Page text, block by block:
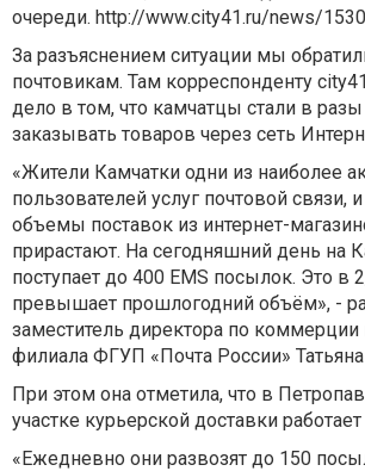
очереди. http://www.city41.ru/news/
За разъяснением ситуации мы
почтовикам. Там корреспонденту
дело в том, что камчатцы стали в
заказывать товаров через сеть
«Жители Камчатки одни из наиболее
пользователей услуг почтовой связи,
объемы поставок из интернет-
прирастают. На сегодняшний день на
поступает до 400 EMS посылок. Это в
превышает прошлогодний объём», -
заместитель директора по коммерции
филиала ФГУП «Почта России»
При этом она отметила, что в
участке курьерской доставки
«Ежедневно они развозят до 150